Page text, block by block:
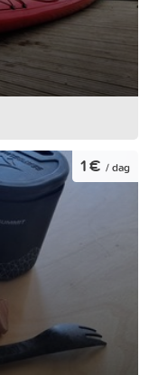
1 € / dag